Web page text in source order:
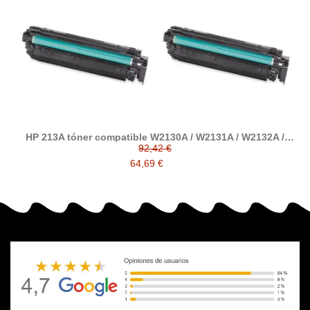
HP 213A tóner compatible W2130A / W2131A / W2132A /
W2133A
92,42 €
64,69 €